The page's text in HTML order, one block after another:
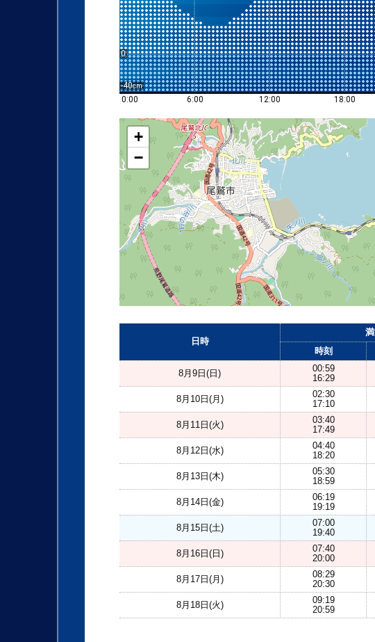
0
-40
0:00
6:00 12:00 18:00
+
−
日時
時刻
8月9日(日)
00:59
16:29
8月10日(月)
02:30
17:10
8月11日(火)
03:40
17:49
8月12日(水)
04:40
18:20
8月13日(木)
05:30
18:59
8月14日(金)
06:19
19:19
8月15日(土)
07:00
19:40
8月16日(日)
07:40
20:00
8月17日(月)
08:29
20:30
8月18日(火)
09:19
20:59